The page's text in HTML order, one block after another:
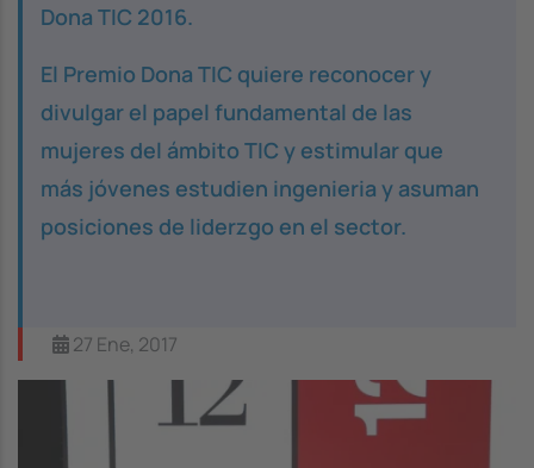
Dona TIC 2016.
El Premio Dona TIC quiere reconocer y
divulgar el papel fundamental de las
mujeres del ámbito TIC y estimular que
más jóvenes estudien ingenieria y asuman
posiciones de liderzgo en el sector.
27 Ene, 2017